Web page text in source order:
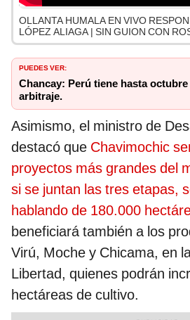
OLLANTA HUMALA EN VIVO
LÓPEZ ALIAGA | SIN GUION CON
PUEDES VER:
Chancay: Perú tiene hasta
arbitraje.
Asimismo, el ministro de
destacó que Chavimochic
proyectos más grandes del
si se juntan las tres etapas,
hablando de 180.000
beneficiará también a los
Virú, Moche y Chicama, en
Libertad, quienes podrán
hectáreas de cultivo.